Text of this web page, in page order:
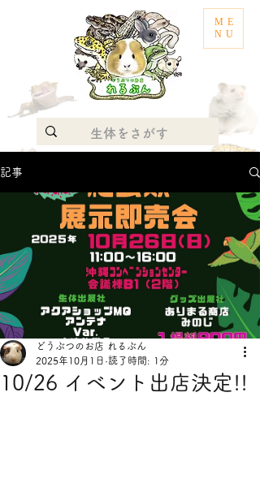
ME
NU
記事
10/26 イベント出店決定!!
どうぶつのお店 れるぶん
2025年10月1日 読了時間: 1分